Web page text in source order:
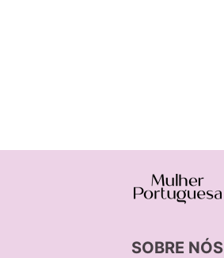
SOBRE NÓS